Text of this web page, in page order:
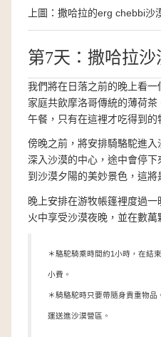
上圖：撒哈拉的erg chebbi沙
第7天：撒哈拉
我們將在日落之前的晚上看
家庭共飲摩洛哥傳統的薄荷
午餐，只有在這裡才吃得到的
傍晚之前，將安排騎駱駝進入
深入沙漠的中心，途中會停
到沙漠夕陽的美妙景色，這將
晚上安排在游牧帳篷裡度過
火中享受沙漠夜晚，並在數萬
＊駱駝騎乘時間約1小時，在結
小費。
＊騎駱駝時只要帶隨身貴重物
運送進沙漠營區。